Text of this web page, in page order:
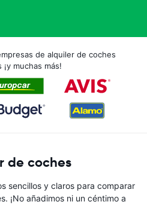
de alquiler de coches
¡y muchas más!
de coches
sencillos y claros para comparar
¡No añadimos ni un céntimo a